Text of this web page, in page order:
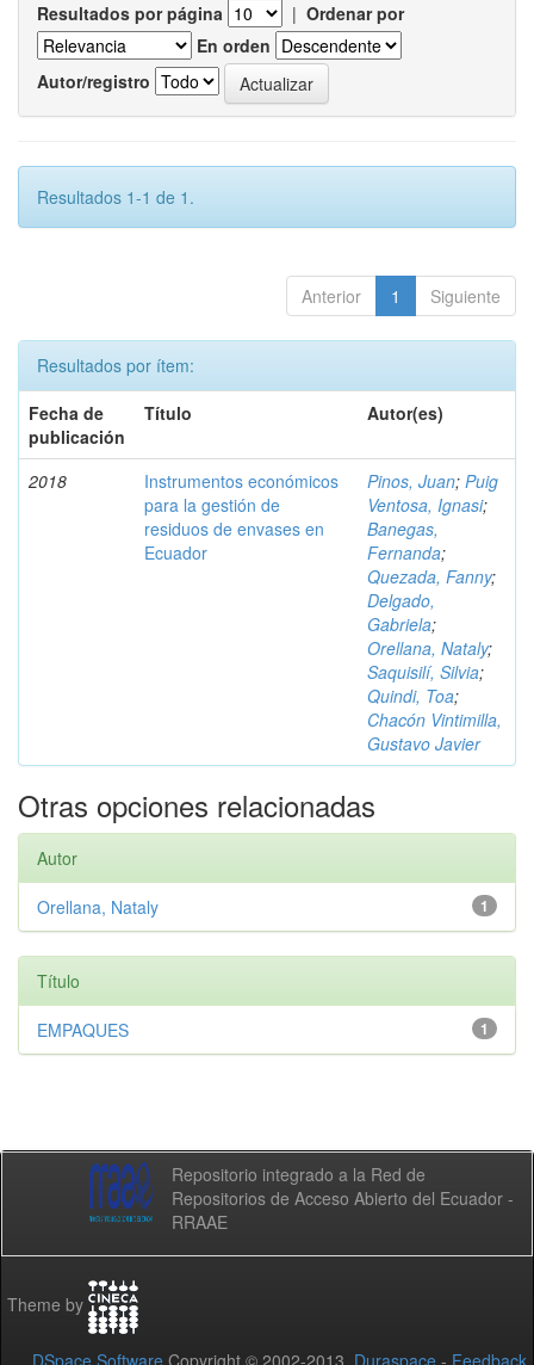
Resultados por página | Ordenar por
En orden
Autor/registro
Resultados 1-1 de 1.
Anterior 1 Siguiente
Resultados por ítem:
Fecha de
publicación
Título Autor(es)
2018
Instrumentos económicos
para la gestión de
residuos de envases en
Ecuador
Pinos, Juan; Puig
Ventosa, Ignasi;
Banegas,
Fernanda;
Quezada, Fanny;
Delgado,
Gabriela;
Orellana, Nataly;
Saquisilí, Silvia;
Quindi, Toa;
Chacón Vintimilla,
Gustavo Javier
Otras opciones relacionadas
Autor
1
Orellana, Nataly
Título
1
EMPAQUES
Repositorio integrado a la Red de
Repositorios de Acceso Abierto del Ecuador -
RRAAE
Theme by
DSpace Software Copyright © 2002-2013 Duraspace - Feedback